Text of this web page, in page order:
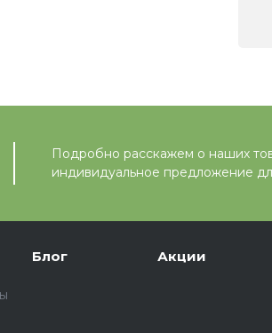
Подробно расскажем о наших
индивидуальное предложение
Блог Акции